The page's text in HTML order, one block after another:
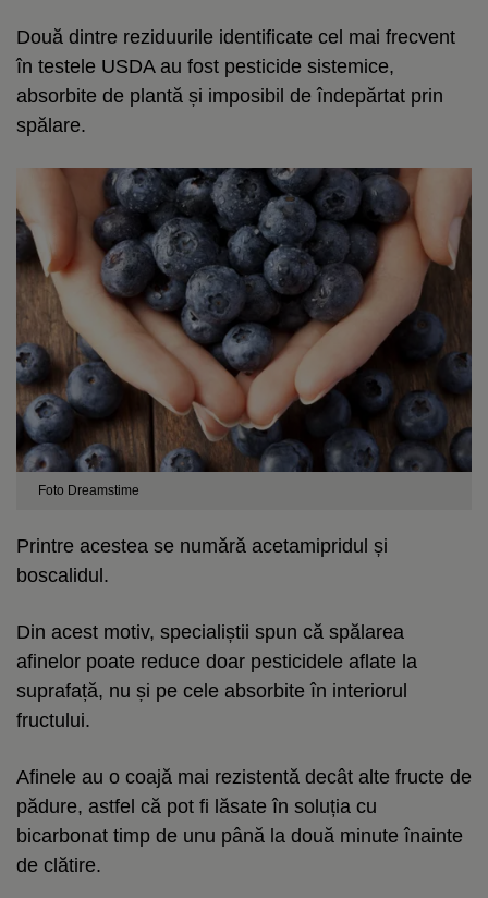
Două dintre reziduurile identificate cel mai frecvent
în testele USDA au fost pesticide sistemice,
absorbite de plantă și imposibil de îndepărtat prin
spălare.
Foto Dreamstime
Printre acestea se numără acetamipridul și
boscalidul.
Din acest motiv, specialiștii spun că spălarea
afinelor poate reduce doar pesticidele aflate la
suprafață, nu și pe cele absorbite în interiorul
fructului.
Afinele au o coajă mai rezistentă decât alte fructe de
pădure, astfel că pot fi lăsate în soluția cu
bicarbonat timp de unu până la două minute înainte
de clătire.